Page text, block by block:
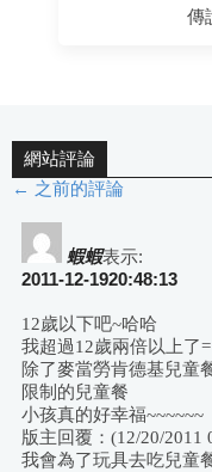
傳
網站評論
評
論
導
航
← 之前的評論
蝦蝦表示:
2011-12-1920:48:13
12歲以下吧~哈哈
我超過12歲兩倍以上了
除了麥當勞肯德基兒童
限制的兒童餐
小孩真的好幸福~~~~~~
版主回覆：(12/20/2011
我會為了玩具去吃兒童